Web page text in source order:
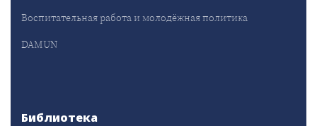
Воспитательная работа и молодёжная политика
DAMUN
Библиотека